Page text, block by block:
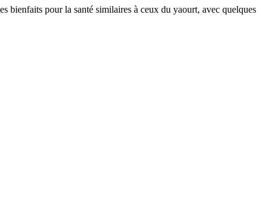
bienfaits pour la santé similaires à ceux du yaourt, avec quelques